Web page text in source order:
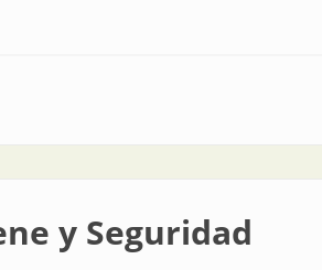
y Seguridad